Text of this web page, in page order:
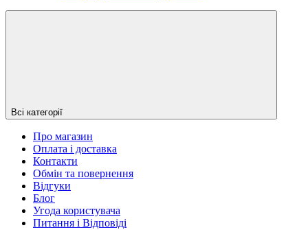
Всі категорії
Про магазин
Оплата і доставка
Контакти
Обмін та повернення
Відгуки
Блог
Угода користувача
Питання і Відповіді